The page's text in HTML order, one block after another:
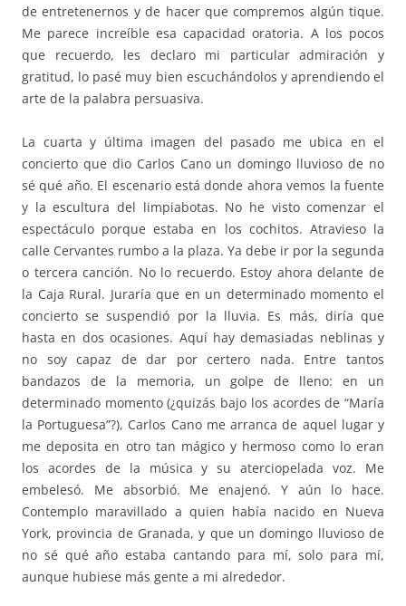
de entretenernos y de hacer que compremos algún tique.
Me parece increíble esa capacidad oratoria. A los pocos
que recuerdo, les declaro mi particular admiración y
gratitud, lo pasé muy bien escuchándolos y aprendiendo el
arte de la palabra persuasiva.
La cuarta y última imagen del pasado me ubica en el
concierto que dio Carlos Cano un domingo lluvioso de no
sé qué año. El escenario está donde ahora vemos la fuente
y la escultura del limpiabotas. No he visto comenzar el
espectáculo porque estaba en los cochitos. Atravieso la
calle Cervantes rumbo a la plaza. Ya debe ir por la segunda
o tercera canción. No lo recuerdo. Estoy ahora delante de
la Caja Rural. Juraría que en un determinado momento el
concierto se suspendió por la lluvia. Es más, diría que
hasta en dos ocasiones. Aquí hay demasiadas neblinas y
no soy capaz de dar por certero nada. Entre tantos
bandazos de la memoria, un golpe de lleno: en un
determinado momento (¿quizás bajo los acordes de “María
la Portuguesa”?), Carlos Cano me arranca de aquel lugar y
me deposita en otro tan mágico y hermoso como lo eran
los acordes de la música y su aterciopelada voz. Me
embelesó. Me absorbió. Me enajenó. Y aún lo hace.
Contemplo maravillado a quien había nacido en Nueva
York, provincia de Granada, y que un domingo lluvioso de
no sé qué año estaba cantando para mí, solo para mí,
aunque hubiese más gente a mi alrededor.